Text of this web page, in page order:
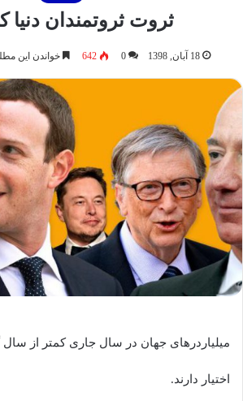
ثروت ثروتمندان
18 آبان, 1398 0
642 خواندن این مطلب 1 دقیقه زمان
میلیاردرهای جهان در سال جاری کمتر از
اختیار دارند.